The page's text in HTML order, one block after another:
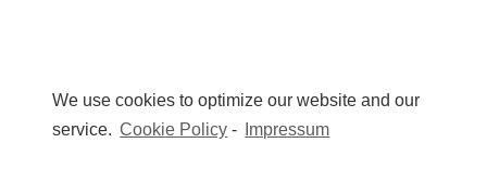
We use cookies to optimize our website and our
service. Cookie Policy - Impressum
Podjeli